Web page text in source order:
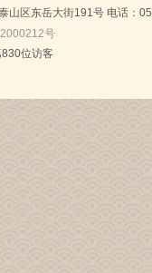
山区东岳大街191号 电话：
号
830位访客